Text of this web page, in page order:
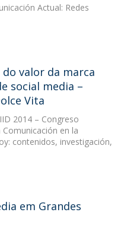
Actual: Redes
valor da marca
social media –
Vita
2014 – Congreso
en la
contenidos, investigación,
em Grandes